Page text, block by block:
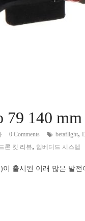
79 140
0 Comments betaflight,
론 킷 리뷰, 임베디드 시스템
출시된 이래 많은 발